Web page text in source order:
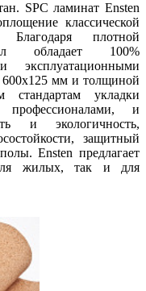
SPC ламинат Ensten
классической
Благодаря плотной
обладает 100%
эксплуатационными
600х125 мм и толщиной
укладки
и
и экологичность,
защитный
Ensten предлагает
жилых, так и для